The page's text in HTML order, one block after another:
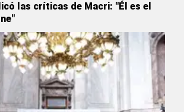
las críticas de Macri: "Él es el